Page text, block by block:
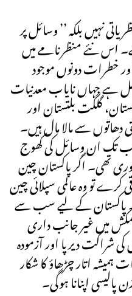
نہیں بلکہ ’’ وسائل پر
اس نئے منظرنامے میں
خطرات دونوں موجود
ہے جہاں نایاب معدنیات
گلگت بلتستان اور
سے مالا مال ہیں۔
تک ان وسائل کی کھوج
تھی۔ اگر پاکستان چین
تو وہ عالمی سپلائی چین
پاکستان کے لیے سب سے
میں غیر جانب داری
شراکت دیرپا اور آزمودہ
اتار چڑھاؤ کا شکار
اپنانا ہوگی۔